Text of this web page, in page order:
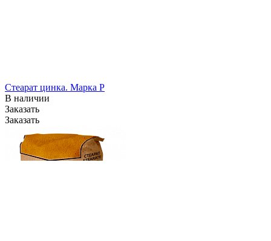
Стеарат цинка. Марка P
В наличии
Заказать
Заказать